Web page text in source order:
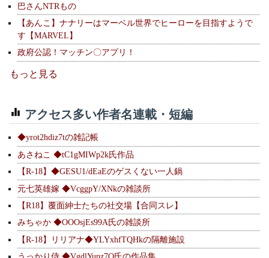
巴さんNTRもの
【あんこ】ナナリーはマーベル世界でヒーローを目指すようで
す【MARVEL】
政府公認！マッチン〇アプリ！
もっと見る
アクセス多い作者名連載・短編
◆yrot2hdiz7tの雑記帳
あさねこ ◆tC1gMIWp2k氏作品
【R-18】◆GESU1/dEaEのゲスくない一人鍋
元七英雄嫁 ◆VcggpY/XNkの雑談所
【R18】覆面紳士たちの社交場【合同スレ】
みちゃか ◆OOOsjEs99A氏の雑談所
【R-18】リリアナ◆YLYxhfTQHkの隔離施設